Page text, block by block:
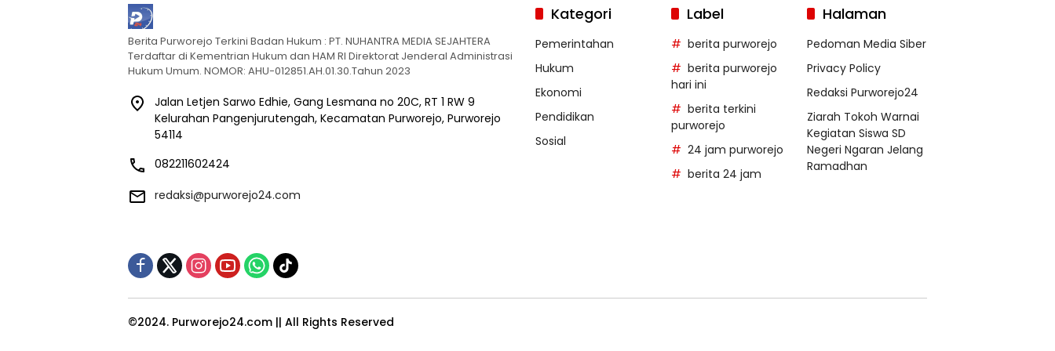
Berita Purworejo Terkini Badan Hukum : PT. NUHANTRA MEDIA SEJAHTERA
Terdaftar di Kementrian Hukum dan HAM RI Direktorat Jenderal Administrasi
Hukum Umum. NOMOR: AHU-012851.AH.01.30.Tahun 2023
Jalan Letjen Sarwo Edhie, Gang Lesmana no 20C, RT 1 RW 9
Kelurahan Pangenjurutengah, Kecamatan Purworejo, Purworejo
54114
082211602424
redaksi@purworejo24.com
Kategori
Pemerintahan
Hukum
Ekonomi
Pendidikan
Sosial
Label
berita purworejo
berita purworejo
hari ini
berita terkini
purworejo
24 jam purworejo
berita 24 jam
Halaman
Pedoman Media Siber
Privacy Policy
Redaksi Purworejo24
Ziarah Tokoh Warnai
Kegiatan Siswa SD
Negeri Ngaran Jelang
Ramadhan
©2024. Purworejo24.com || All Rights Reserved